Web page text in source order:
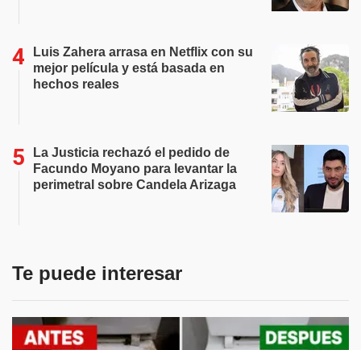
Luis Zahera arrasa en Netflix con su
mejor película y está basada en
hechos reales
La Justicia rechazó el pedido de
Facundo Moyano para levantar la
perimetral sobre Candela Arizaga
Te puede interesar